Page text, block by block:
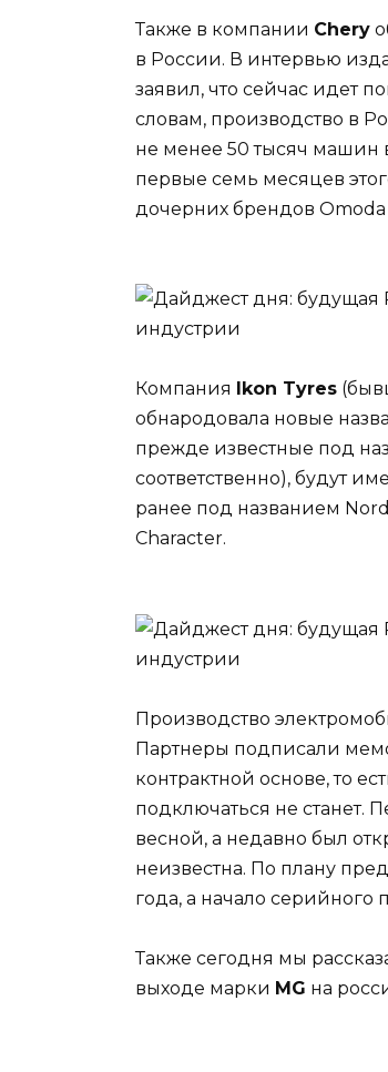
Также в компании Chery
в России. В интервью
заявил, что сейчас идет
словам, производство в
не менее 50 тысяч машин
первые семь месяцев
дочерних брендов Omoda
Компания Ikon Tyres
обнародовала новые
прежде известные под
соответственно), будут
ранее под названием
Character.
Производство
Партнеры подписали
контрактной основе, то
подключаться не станет.
весной, а недавно был
неизвестна. По плану
года, а начало серийного
Также сегодня мы
выходе марки MG на